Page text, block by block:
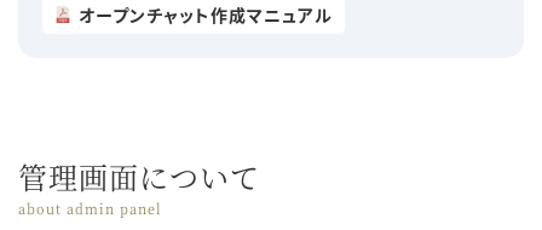
オープンチャット作成マニュアル
管理画面について
about admin panel